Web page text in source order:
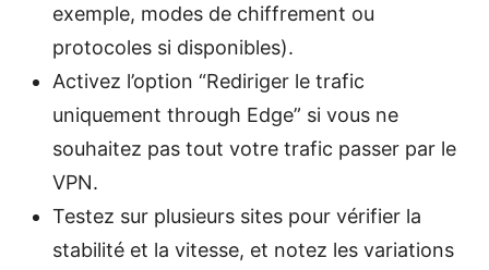
exemple, modes de chiffrement ou
protocoles si disponibles).
Activez l’option “Rediriger le trafic
uniquement through Edge” si vous ne
souhaitez pas tout votre trafic passer par le
VPN.
Testez sur plusieurs sites pour vérifier la
stabilité et la vitesse, et notez les variations